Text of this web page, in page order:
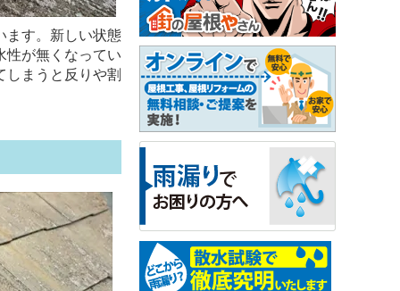
ます。新しい状態
性が無くなってい
まうと反りや割